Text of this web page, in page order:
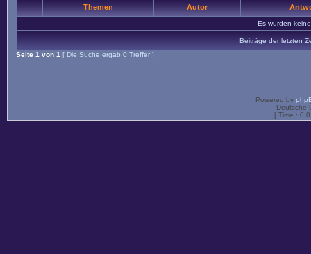
Themen Autor
Es wurden
Beiträge der letzten
Seite 1 von 1 [ Die Suche ergab 0 Treffer ]
Powered by
Deutsche
[ Time :